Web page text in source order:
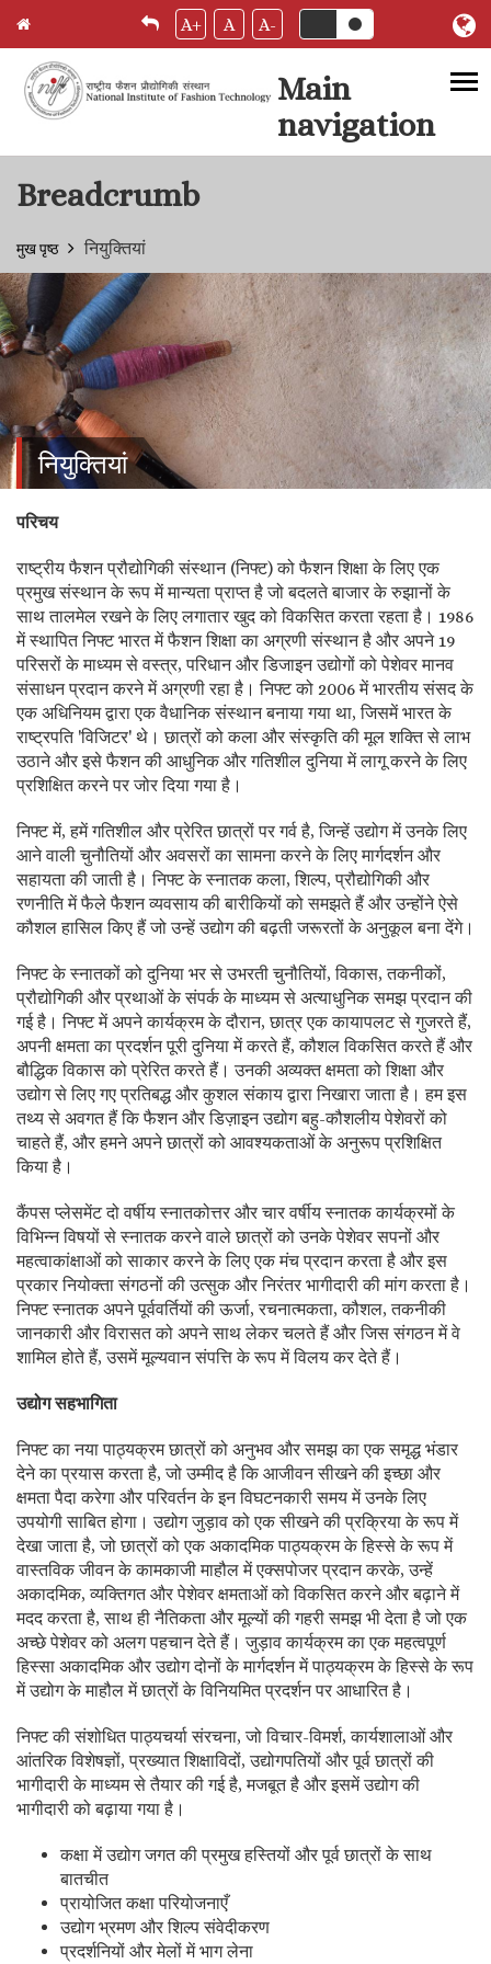
A+ A A-
Main
navigation
Breadcrumb
मुख पृष्ठ नियुक्तियां
नियुक्तियां
परिचय
राष्ट्रीय फैशन प्रौद्योगिकी संस्थान (निफ्ट) को फैशन शिक्षा के लिए एक
प्रमुख संस्थान के रूप में मान्यता प्राप्त है जो बदलते बाजार के रुझानों के
साथ तालमेल रखने के लिए लगातार खुद को विकसित करता रहता है। 1986
में स्थापित निफ्ट भारत में फैशन शिक्षा का अग्रणी संस्थान है और अपने 19
परिसरों के माध्यम से वस्‍त्र, परिधान और डिजाइन उद्योगों को पेशेवर मानव
संसाधन प्रदान करने में अग्रणी रहा है। निफ्ट को 2006 में भारतीय संसद के
एक अधिनियम द्वारा एक वैधानिक संस्थान बनाया गया था, जिसमें भारत के
राष्ट्रपति 'विजिटर' थे। छात्रों को कला और संस्कृति की मूल शक्ति से लाभ
उठाने और इसे फैशन की आधुनिक और गतिशील दुनिया में लागू करने के लिए
प्रशिक्षित करने पर जोर दिया गया है।
निफ्ट में, हमें गतिशील और प्रेरित छात्रों पर गर्व है, जिन्हें उद्योग में उनके लिए
आने वाली चुनौतियों और अवसरों का सामना करने के लिए मार्गदर्शन और
सहायता की जाती है। निफ्ट के स्नातक कला, शिल्प, प्रौद्योगिकी और
रणनीति में फैले फैशन व्यवसाय की बारीकियों को समझते हैं और उन्होंने ऐसे
कौशल हासिल किए हैं जो उन्हें उद्योग की बढ़ती जरूरतों के अनुकूल बना देंगे।
निफ्ट के स्नातकों को दुनिया भर से उभरती चुनौतियों, विकास, तकनीकों,
प्रौद्योगिकी और प्रथाओं के संपर्क के माध्यम से अत्याधुनिक समझ प्रदान की
गई है। निफ्ट में अपने कार्यक्रम के दौरान, छात्र एक कायापलट से गुजरते हैं,
अपनी क्षमता का प्रदर्शन पूरी दुनिया में करते हैं, कौशल विकसित करते हैं और
बौद्धिक विकास को प्रेरित करते हैं। उनकी अव्यक्त क्षमता को शिक्षा और
उद्योग से लिए गए प्रतिबद्ध और कुशल संकाय द्वारा निखारा जाता है। हम इस
तथ्य से अवगत हैं कि फैशन और डिज़ाइन उद्योग बहु-कौशलीय पेशेवरों को
चाहते हैं, और हमने अपने छात्रों को आवश्यकताओं के अनुरूप प्रशिक्षित
किया है।
कैंपस प्लेसमेंट दो वर्षीय स्नातकोत्तर और चार वर्षीय स्नातक कार्यक्रमों के
विभिन्न विषयों से स्नातक करने वाले छात्रों को उनके पेशेवर सपनों और
महत्वाकांक्षाओं को साकार करने के लिए एक मंच प्रदान करता है और इस
प्रकार नियोक्ता संगठनों की उत्सुक और निरंतर भागीदारी की मांग करता है।
निफ्ट स्नातक अपने पूर्ववर्तियों की ऊर्जा, रचनात्मकता, कौशल, तकनीकी
जानकारी और विरासत को अपने साथ लेकर चलते हैं और जिस संगठन में वे
शामिल होते हैं, उसमें मूल्यवान संपत्ति के रूप में विलय कर देते हैं।
उद्योग सहभागिता
निफ्ट का नया पाठ्यक्रम छात्रों को अनुभव और समझ का एक समृद्ध भंडार
देने का प्रयास करता है, जो उम्मीद है कि आजीवन सीखने की इच्छा और
क्षमता पैदा करेगा और परिवर्तन के इन विघटनकारी समय में उनके लिए
उपयोगी साबित होगा। उद्योग जुड़ाव को एक सीखने की प्रक्रिया के रूप में
देखा जाता है, जो छात्रों को एक अकादमिक पाठ्यक्रम के हिस्से के रूप में
वास्तविक जीवन के कामकाजी माहौल में एक्सपोजर प्रदान करके, उन्हें
अकादमिक, व्यक्तिगत और पेशेवर क्षमताओं को विकसित करने और बढ़ाने में
मदद करता है, साथ ही नैतिकता और मूल्‍यों की गहरी समझ भी देता है जो एक
अच्छे पेशेवर को अलग पहचान देते हैं। जुड़ाव कार्यक्रम का एक महत्वपूर्ण
हिस्सा अकादमिक और उद्योग दोनों के मार्गदर्शन में पाठ्यक्रम के हिस्से के रूप
में उद्योग के माहौल में छात्रों के विनियमित प्रदर्शन पर आधारित है।
निफ्ट की संशोधित पाठ्यचर्या संरचना, जो विचार-विमर्श, कार्यशालाओं और
आंतरिक विशेषज्ञों, प्रख्यात शिक्षाविदों, उद्योगपतियों और पूर्व छात्रों की
भागीदारी के माध्यम से तैयार की गई है, मजबूत है और इसमें उद्योग की
भागीदारी को बढ़ाया गया है।
कक्षा में उद्योग जगत की प्रमुख हस्‍तियों और पूर्व छात्रों के साथ
बातचीत
प्रायोजित कक्षा परियोजनाएँ
उद्योग भ्रमण और शिल्प संवेदीकरण
प्रदर्शनियों और मेलों में भाग लेना